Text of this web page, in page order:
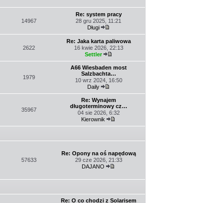
14967
Re: system pracy
28 gru 2025, 11:21
Długi
najnowszy
post
2622
Re: Jaka karta paliwowa
16 kwie 2026, 22:13
Settler
najnowszy
post
1979
A66 Wiesbaden most
Salzbachta…
10 wrz 2024, 16:50
Daily
najnowszy
post
35967
Re: Wynajem
długoterminowy cz…
04 sie 2026, 6:32
Kierownik
57633
Re: Opony na oś napędową
29 cze 2026, 21:33
DAJANO
Re: O co chodzi z Solarisem